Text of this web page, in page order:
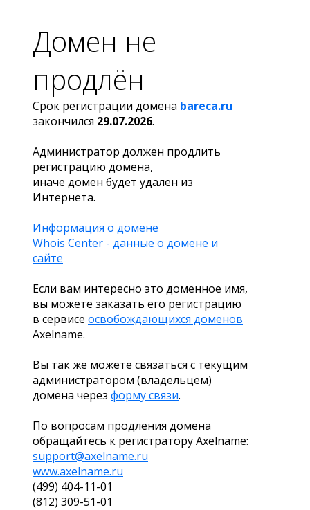
Домен не
продлён
Срок регистрации домена bareca.ru
закончился 29.07.2026.
Администратор должен продлить
регистрацию домена,
иначе домен будет удален из
Интернета.
Информация о домене
Whois Center - данные о домене и
сайте
Если вам интересно это доменное имя,
вы можете заказать его регистрацию
в сервисе освобождающихся доменов
Axelname.
Вы так же можете связаться с текущим
администратором (владельцем)
домена через форму связи.
По вопросам продления домена
обращайтесь к регистратору Axelname:
support@axelname.ru
www.axelname.ru
(499) 404-11-01
(812) 309-51-01